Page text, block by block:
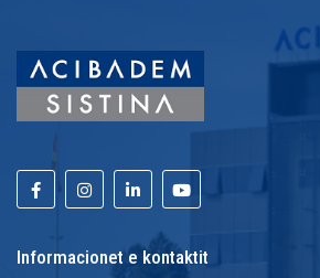
Informacionet e kontaktit